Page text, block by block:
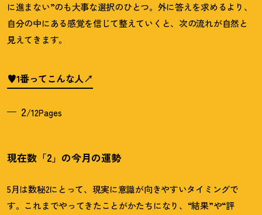
に進まない”のも大事な選択のひとつ。外に答えを求めるより、
自分の中にある感覚を信じて整えていくと、次の流れが自然と
見えてきます。
♥1番ってこんな人
2/12Pages
現在数「2」の今月の運勢
5月は数秘2にとって、現実に意識が向きやすいタイミングで
す。これまでやってきたことがかたちになり、“結果”や“評